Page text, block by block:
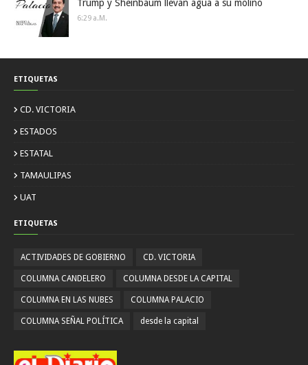
Trump y Sheinbaum llevan agua a su molino
6:29 A.m.
ETIQUETAS
CD. VICTORIA
ESTADOS
ESTATAL
TAMAULIPAS
UAT
ETIQUETAS
ACTIVIDADES DE GOBIERNO CD. VICTORIA
COLUMNA CANDELERO COLUMNA DESDE LA CAPITAL
COLUMNA EN LAS NUBES COLUMNA PALACIO
COLUMNA SEÑAL POLÍTICA desde la capital